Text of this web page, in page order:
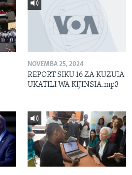
NOVEMBA 25, 2024
REPORT SIKU 16 ZA KUZUIA
UKATILI WA KIJINSIA.mp3